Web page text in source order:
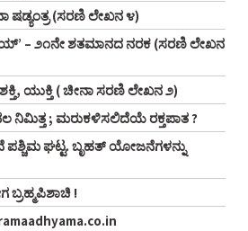
ಷಡ್ಯಂತ್ರ (ಸರಣಿ ಲೇಖನ ೪)
– ೨೧ನೇ ಶತಮಾನದ ನರಕ (ಸರಣಿ ಲೇಖನ
ಯುಕ್ತಿ ( ಚೀನಾ ಸರಣಿ ಲೇಖನ ೨)
ನಿಮಿತ್ತ ; ಮರುಕಳಿಸಲಿದೆಯೆ ರಕ್ತಪಾತ ?
ಪಶ್ಚಿಮ ಘಟ್ಟ. ಬೃಹತ್ ಯೋಜನೆಗಳನ್ನು
!